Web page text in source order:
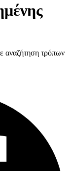
αναζήτηση τρόπων